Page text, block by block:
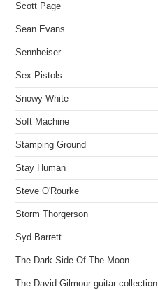
Scott Page
Sean Evans
Sennheiser
Sex Pistols
Snowy White
Soft Machine
Stamping Ground
Stay Human
Steve O'Rourke
Storm Thorgerson
Syd Barrett
The Dark Side Of The Moon
The David Gilmour guitar collection